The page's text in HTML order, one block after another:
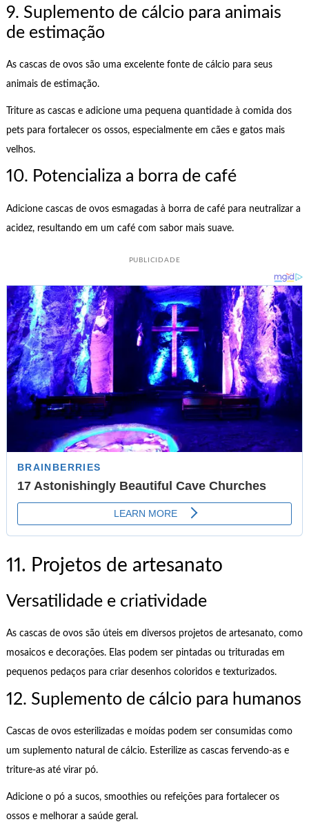
9. Suplemento de cálcio para animais
de estimação
As cascas de ovos são uma excelente fonte de cálcio para seus
animais de estimação.
Triture as cascas e adicione uma pequena quantidade à comida dos
pets para fortalecer os ossos, especialmente em cães e gatos mais
velhos.
10. Potencializa a borra de café
Adicione cascas de ovos esmagadas à borra de café para neutralizar a
acidez, resultando em um café com sabor mais suave.
PUBLICIDADE
11. Projetos de artesanato
Versatilidade e criatividade
As cascas de ovos são úteis em diversos projetos de artesanato, como
mosaicos e decorações. Elas podem ser pintadas ou trituradas em
pequenos pedaços para criar desenhos coloridos e texturizados.
12. Suplemento de cálcio para humanos
Cascas de ovos esterilizadas e moídas podem ser consumidas como
um suplemento natural de cálcio. Esterilize as cascas fervendo-as e
triture-as até virar pó.
Adicione o pó a sucos, smoothies ou refeições para fortalecer os
ossos e melhorar a saúde geral.